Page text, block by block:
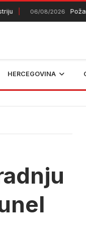
06/08/2026 Požar
HERCEGOVINA